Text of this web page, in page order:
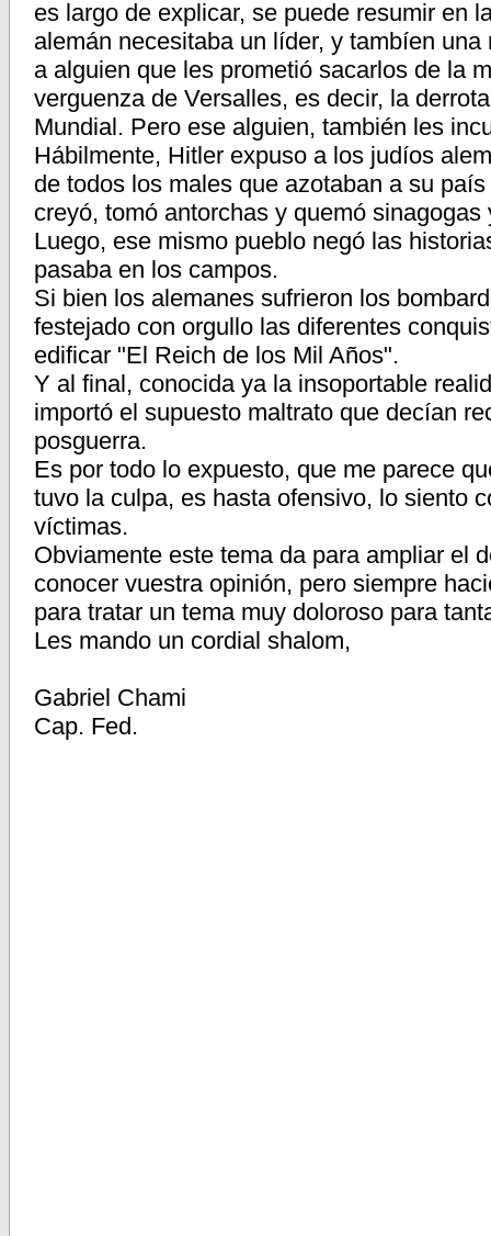
es largo de explicar, se puede resumir en
alemán necesitaba un líder, y tambíen
a alguien que les prometió sacarlos de la
verguenza de Versalles, es decir, la
Mundial. Pero ese alguien, también les
Hábilmente, Hitler expuso a los judíos
de todos los males que azotaban a su
creyó, tomó antorchas y quemó
Luego, ese mismo pueblo negó las
pasaba en los campos.
Si bien los alemanes sufrieron los
festejado con orgullo las diferentes
edificar "El Reich de los Mil Años".
Y al final, conocida ya la insoportable
importó el supuesto maltrato que decían
posguerra.
Es por todo lo expuesto, que me parece
tuvo la culpa, es hasta ofensivo, lo siento
víctimas.
Obviamente este tema da para ampliar el
conocer vuestra opinión, pero siempre
para tratar un tema muy doloroso para
Les mando un cordial shalom,
Gabriel Chami
Cap. Fed.